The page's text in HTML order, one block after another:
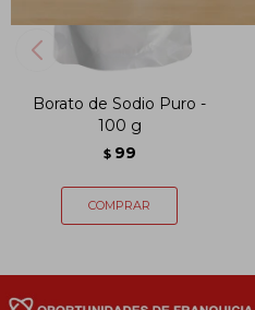
Borato de Sodio Puro -
100 g
$ 99